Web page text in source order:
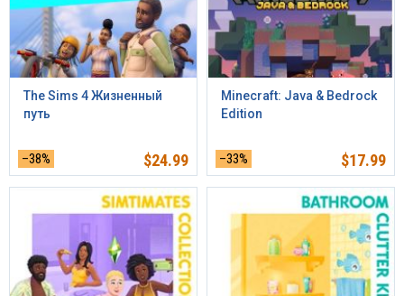
The Sims 4 Жизненный
путь
–38% $24.99
Minecraft: Java & Bedrock
Edition
–33% $17.99